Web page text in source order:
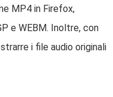
MP4 in Firefox,
e WEBM. Inoltre, con
i file audio originali